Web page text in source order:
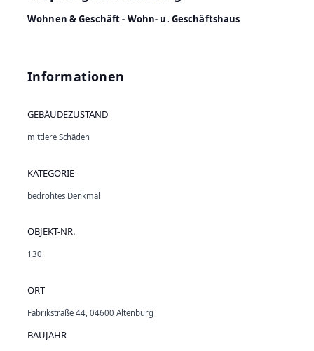
Wohnen & Geschäft - Wohn- u. Geschäftshaus
Informationen
GEBÄUDEZUSTAND
mittlere Schäden
KATEGORIE
bedrohtes Denkmal
OBJEKT-NR.
130
ORT
Fabrikstraße 44, 04600 Altenburg
BAUJAHR